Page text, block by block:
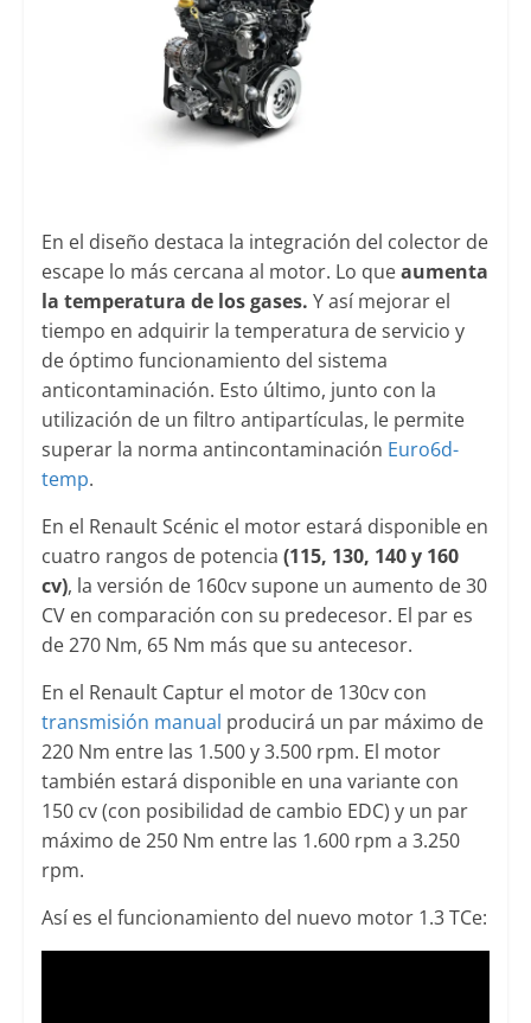
En el diseño destaca la integración del colector de
escape lo más cercana al motor. Lo queaumenta
la temperatura de los gases. Y así mejorar el
tiempo en adquirir la temperatura de servicio y
de óptimo funcionamiento del sistema
anticontaminación. Esto último, junto con la
utilización de un filtro antipartículas, le permite
superar la norma antincontaminación Euro6d-
temp.
En el Renault Scénic el motor estará disponible en
cuatro rangos de potencia (115, 130, 140 y 160
cv), la versión de 160cv supone un aumento de 30
CV en comparación con su predecesor. El par es
de 270 Nm, 65 Nm más que su antecesor.
En el Renault Captur el motor de 130cv con
transmisión manual producirá un par máximo de
220 Nm entre las 1.500 y 3.500 rpm. El motor
también estará disponible en una variante con
150 cv (con posibilidad de cambio EDC) y un par
máximo de 250 Nm entre las 1.600 rpm a 3.250
rpm.
Así es el funcionamiento del nuevo motor 1.3 TCe: